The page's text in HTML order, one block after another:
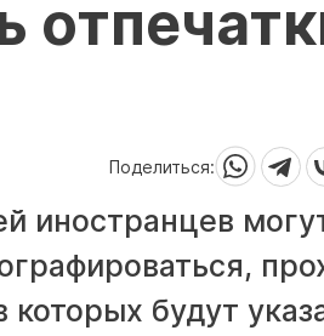
Поделиться:
иностранцев
будут